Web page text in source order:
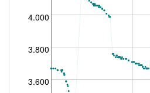
3.600
3.800
4.000